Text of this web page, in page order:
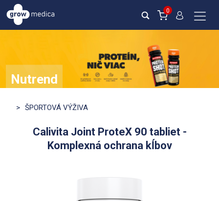
0
Nutrend
ZISTI VIAC
> ŠPORTOVÁ VÝŽIVA
Calivita Joint ProteX 90 tabliet -
Komplexná ochrana kĺbov